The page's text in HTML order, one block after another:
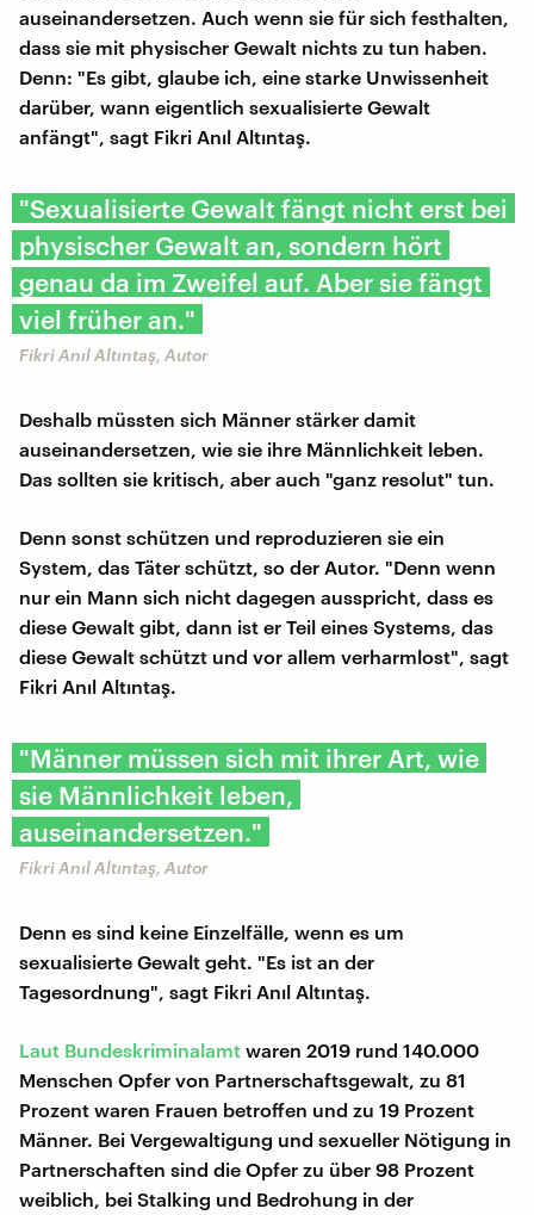
auseinandersetzen. Auch wenn sie für sich festhalten,
dass sie mit physischer Gewalt nichts zu tun haben.
Denn: "Es gibt, glaube ich, eine starke Unwissenheit
darüber, wann eigentlich sexualisierte Gewalt
anfängt", sagt Fikri Anıl Altıntaş.
"Sexualisierte Gewalt fängt nicht erst bei
physischer Gewalt an, sondern hört
genau da im Zweifel auf. Aber sie fängt
viel früher an."
Fikri Anıl Altıntaş, Autor
Deshalb müssten sich Männer stärker damit
auseinandersetzen, wie sie ihre Männlichkeit leben.
Das sollten sie kritisch, aber auch "ganz resolut" tun.
Denn sonst schützen und reproduzieren sie ein
System, das Täter schützt, so der Autor. "Denn wenn
nur ein Mann sich nicht dagegen ausspricht, dass es
diese Gewalt gibt, dann ist er Teil eines Systems, das
diese Gewalt schützt und vor allem verharmlost", sagt
Fikri Anıl Altıntaş.
"Männer müssen sich mit ihrer Art, wie
sie Männlichkeit leben,
auseinandersetzen."
Fikri Anıl Altıntaş, Autor
Denn es sind keine Einzelfälle, wenn es um
sexualisierte Gewalt geht. "Es ist an der
Tagesordnung", sagt Fikri Anıl Altıntaş.
Laut Bundeskriminalamt waren 2019 rund 140.000
Menschen Opfer von Partnerschaftsgewalt, zu 81
Prozent waren Frauen betroffen und zu 19 Prozent
Männer. Bei Vergewaltigung und sexueller Nötigung in
Partnerschaften sind die Opfer zu über 98 Prozent
weiblich, bei Stalking und Bedrohung in der